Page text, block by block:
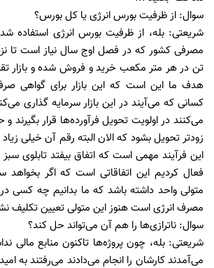
سوال: از ظرفیت بورس انرژی یا کل بورس؟
شریعتی: بله، از ظرفیت بورس انرژی استفاده
مصرفی کشور که در فصل اوج سال نیاز است تا
تن در هر متر مکعب خرید و فروش شده و بازار
هدف ما این است که این بازار برای گواهی
کسانی که می‌آیند در این بازار سرمایه گذاری
می‌کنند در اولویت تحویل فرآورده‌ها قرار بگیرند و
زودتر تحویل بشود که الان البته رقم آن خیلی
این فرآیند مهمی است که اتفاق بیفتد تابلوی سبز
فعال کردیم این اتفاقاتی است که اگر بخواهد
متولی واحد داشته باشد که ما بدانیم چه کسی
مصرف انرژی است هنوز این متولی تعیین تکلیف
سوال: ناترازی‌ها را هم آن می‌تواند حل کند؟
شریعتی: بله، چون پروژه‌ها تاکنون منابع مالی
می‌آمدند کارشان را انجام می‌دادند می‌رفتند به